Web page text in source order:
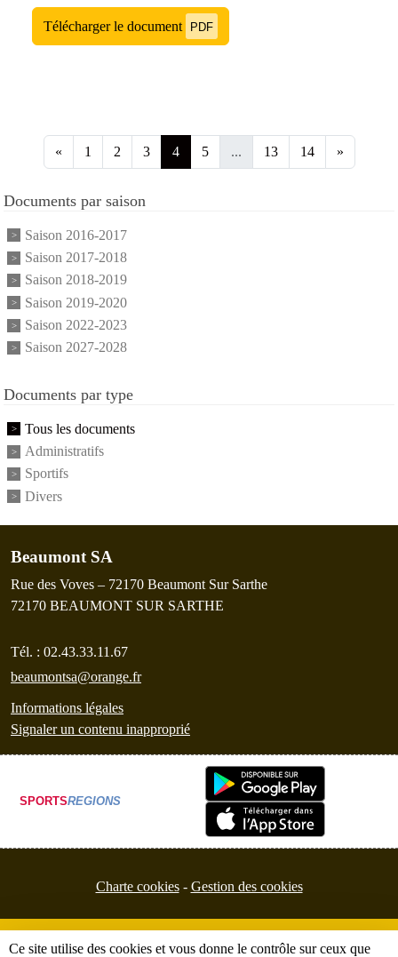
Télécharger le document PDF
« 1 2 3 4 5 ... 13 14 »
Documents par saison
Saison 2016-2017
Saison 2017-2018
Saison 2018-2019
Saison 2019-2020
Saison 2022-2023
Saison 2027-2028
Documents par type
Tous les documents
Administratifs
Sportifs
Divers
Beaumont SA
Rue des Voves – 72170 Beaumont Sur Sarthe
72170 BEAUMONT SUR SARTHE
Tél. : 02.43.33.11.67
beaumontsa@orange.fr
Informations légales
Signaler un contenu inapproprié
SPORTSREGIONS
Charte cookies Gestion des cookies
Ce site utilise des cookies et vous donne le contrôle sur ceux que